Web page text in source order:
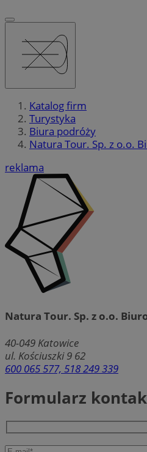
Katalog firm
Turystyka
Biura podróży
Natura Tour. Sp. z o.o.
reklama
Natura Tour. Sp. z o.o.
40-049 Katowice
ul. Kościuszki 9 62
600 065 577, 518 249 339
Formularz